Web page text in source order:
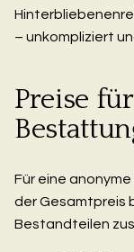
– unkompliziert
Preise
Für eine
der Gesamtpreis
Bestandteilen